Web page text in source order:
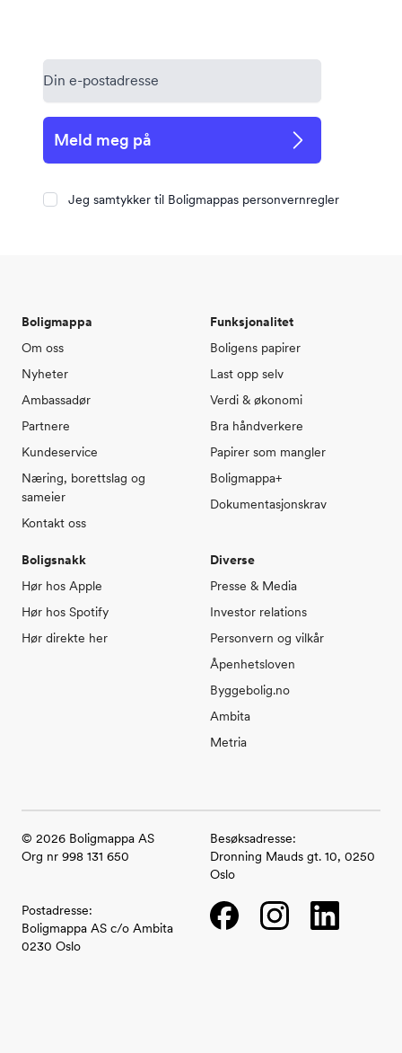
Meld meg på
Jeg samtykker til Boligmappas personvernregler
Boligmappa
Om oss
Nyheter
Ambassadør
Partnere
Kundeservice
Næring, borettslag og
sameier
Kontakt oss
Funksjonalitet
Boligens papirer
Last opp selv
Verdi & økonomi
Bra håndverkere
Papirer som mangler
Boligmappa+
Dokumentasjonskrav
Boligsnakk
Hør hos Apple
Hør hos Spotify
Hør direkte her
Diverse
Presse & Media
Investor relations
Personvern og vilkår
Åpenhetsloven
Byggebolig.no
Ambita
Metria
© 2026 Boligmappa AS
Org nr 998 131 650
Besøksadresse:
Dronning Mauds gt. 10, 0250
Oslo
Postadresse:
Boligmappa AS c/o Ambita
0230 Oslo
FacebookInstagramLinkedIn